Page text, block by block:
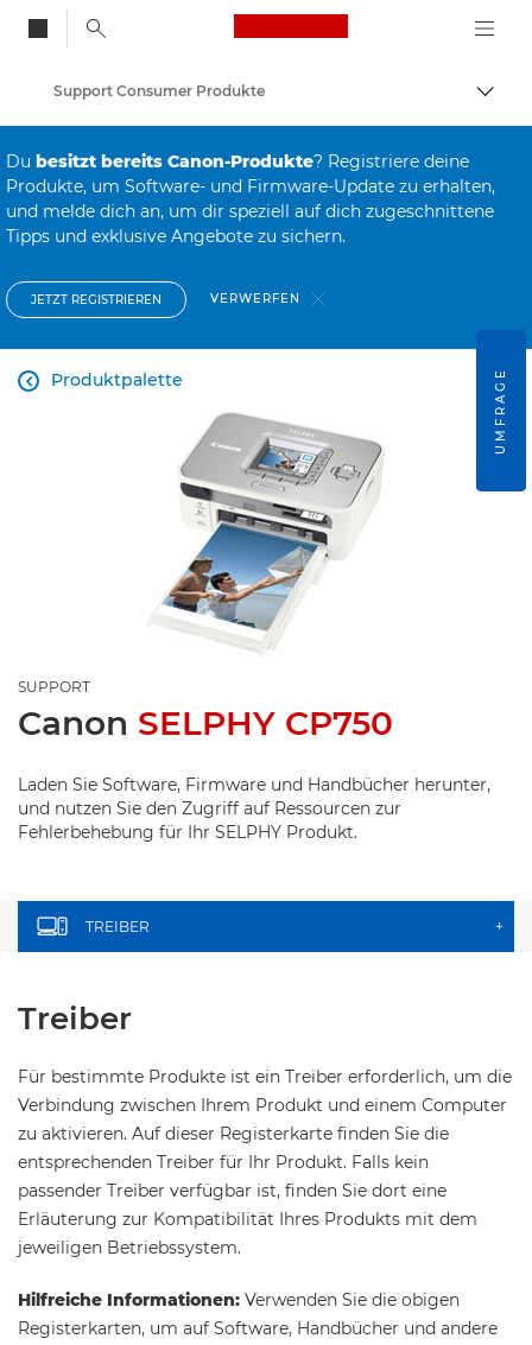
Canon Logo, back
Auf
Support Consumer Produkte
Du besitzt bereits Canon-Produkte? Registriere deine
Produkte, um Software- und Firmware-Update zu erhalten,
und melde dich an, um dir speziell auf dich zugeschnittene
Tipps und exklusive Angebote zu sichern.
JETZT REGISTRIEREN VERWERFEN
Produktpalette

SUPPORT
Canon SELPHY CP750
Laden Sie Software, Firmware und Handbücher herunter,
und nutzen Sie den Zugriff auf Ressourcen zur
Fehlerbehebung für Ihr SELPHY Produkt.
TREIBER +
Treiber
Für bestimmte Produkte ist ein Treiber erforderlich, um die
Verbindung zwischen Ihrem Produkt und einem Computer
zu aktivieren. Auf dieser Registerkarte finden Sie die
entsprechenden Treiber für Ihr Produkt. Falls kein
passender Treiber verfügbar ist, finden Sie dort eine
Erläuterung zur Kompatibilität Ihres Produkts mit dem
jeweiligen Betriebssystem.
Hilfreiche Informationen: Verwenden Sie die obigen
Registerkarten, um auf Software, Handbücher und andere
UMFRAGE